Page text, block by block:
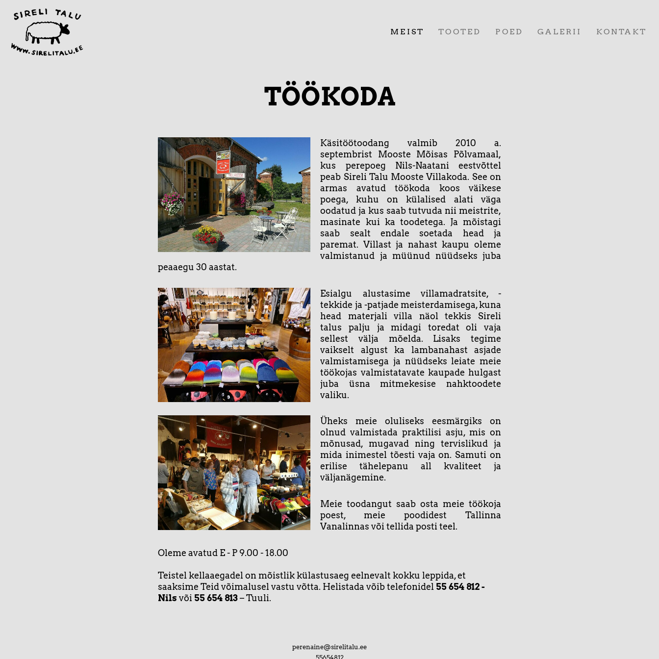
MEIST TOOTED POED GALERII KONTAKT
TÖÖKODA
Käsitöötoodang valmib 2010 a.
septembrist Mooste Mõisas Põlvamaal,
kus perepoeg Nils-Naatani eestvõttel
peab Sireli Talu Mooste Villakoda. See on
armas avatud töökoda koos väikese
poega, kuhu on külalised alati väga
oodatud ja kus saab tutvuda nii meistrite,
masinate kui ka toodetega. Ja mõistagi
saab sealt endale soetada head ja
paremat. Villast ja nahast kaupu oleme
valmistanud ja müünud nüüdseks juba
peaaegu 30 aastat.
Esialgu alustasime villamadratsite, -
tekkide ja -patjade meisterdamisega, kuna
head materjali villa näol tekkis Sireli
talus palju ja midagi toredat oli vaja
sellest välja mõelda. Lisaks tegime
vaikselt algust ka lambanahast asjade
valmistamisega ja nüüdseks leiate meie
töökojas valmistatavate kaupade hulgast
juba üsna mitmekesise nahktoodete
valiku.
Üheks meie oluliseks eesmärgiks on
olnud valmistada praktilisi asju, mis on
mõnusad, mugavad ning tervislikud ja
mida inimestel tõesti vaja on. Samuti on
erilise tähelepanu all kvaliteet ja
väljanägemine.
Meie toodangut saab osta meie töökoja
poest, meie poodidest Tallinna
Vanalinnas või tellida posti teel.
Oleme avatud E - P 9.00 - 18.00
Teistel kellaaegadel on mõistlik külastusaeg eelnevalt kokku leppida, et
saaksime Teid võimalusel vastu võtta. Helistada võib telefonidel 55 654 812 -
Nils või 55 654 813– Tuuli.
perenaine@sirelitalu.ee